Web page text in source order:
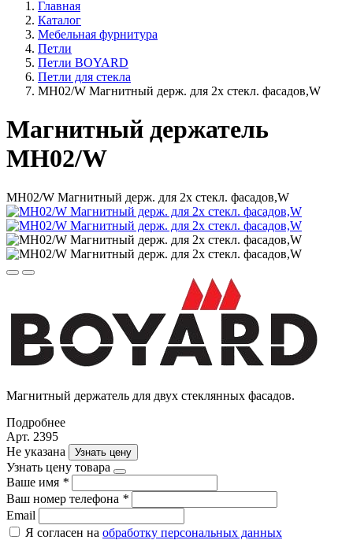
Главная
Каталог
Мебельная фурнитура
Петли
Петли BOYARD
Петли для стекла
MH02/W Магнитный держ. для 2х стекл. фасадов,W
Магнитный держатель
MH02/W
MH02/W Магнитный держ. для 2х стекл. фасадов,W
Магнитный держатель для двух стеклянных фасадов.
Подробнее
Арт. 2395
Не указана
Узнать цену
Узнать цену товара
Ваше имя *
Ваш номер телефона *
Email
Я согласен на обработку персональных данных